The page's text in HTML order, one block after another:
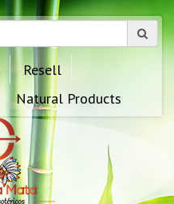
Resell
Natural Products